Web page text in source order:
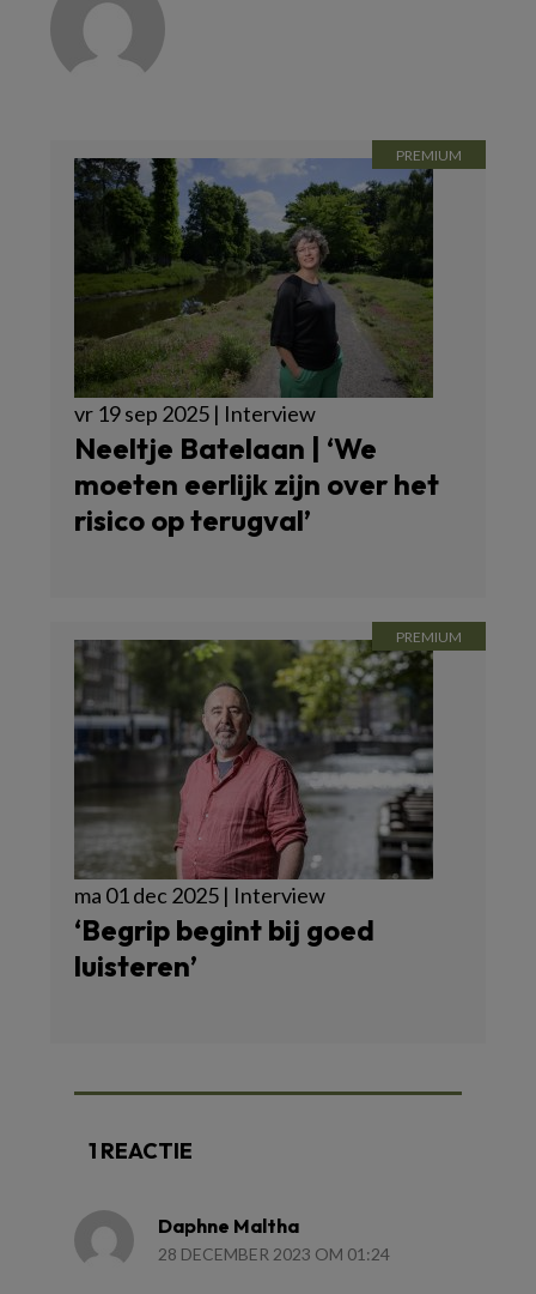
vr 19 sep 2025 | Interview
Neeltje Batelaan | ‘We
moeten eerlijk zijn over het
risico op terugval’
ma 01 dec 2025 | Interview
‘Begrip begint bij goed
luisteren’
1 REACTIE
Daphne Maltha
28 DECEMBER 2023 OM 01:24